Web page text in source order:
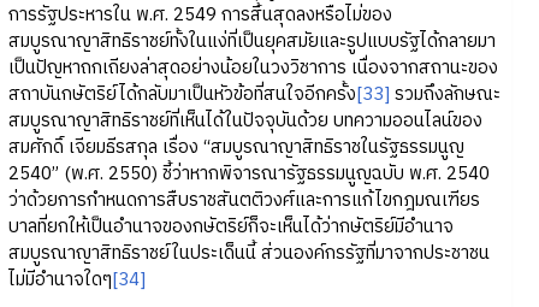
การรัฐประหารใน พ.ศ. 2549 การสิ้นสุดลงหรือไม่ของ
สมบูรณาญาสิทธิราชย์ทั้งในแง่ที่เป็นยุคสมัยและรูปแบบรัฐได้กลายมา
เป็นปัญหาถกเถียงล่าสุดอย่างน้อยในวงวิชาการ เนื่องจากสถานะของ
สถาบันกษัตริย์ได้กลับมาเป็นหัวข้อที่สนใจอีกครั้ง[33] รวมถึงลักษณะ
สมบูรณาญาสิทธิราชย์ที่เห็นได้ในปัจจุบันด้วย บทความออนไลน์ของ
สมศักดิ์ เจียมธีรสกุล เรื่อง “สมบูรณาญาสิทธิราชในรัฐธรรมนูญ
2540” (พ.ศ. 2550) ชี้ว่าหากพิจารณารัฐธรรมนูญฉบับ พ.ศ. 2540
ว่าด้วยการกำหนดการสืบราชสันตติวงศ์และการแก้ไขกฎมณเฑียร
บาลที่ยกให้เป็นอำนาจของกษัตริย์ก็จะเห็นได้ว่ากษัตริย์มีอำนาจ
สมบูรณาญาสิทธิราชย์ในประเด็นนี้ ส่วนองค์กรรัฐที่มาจากประชาชน
ไม่มีอำนาจใดๆ[34]